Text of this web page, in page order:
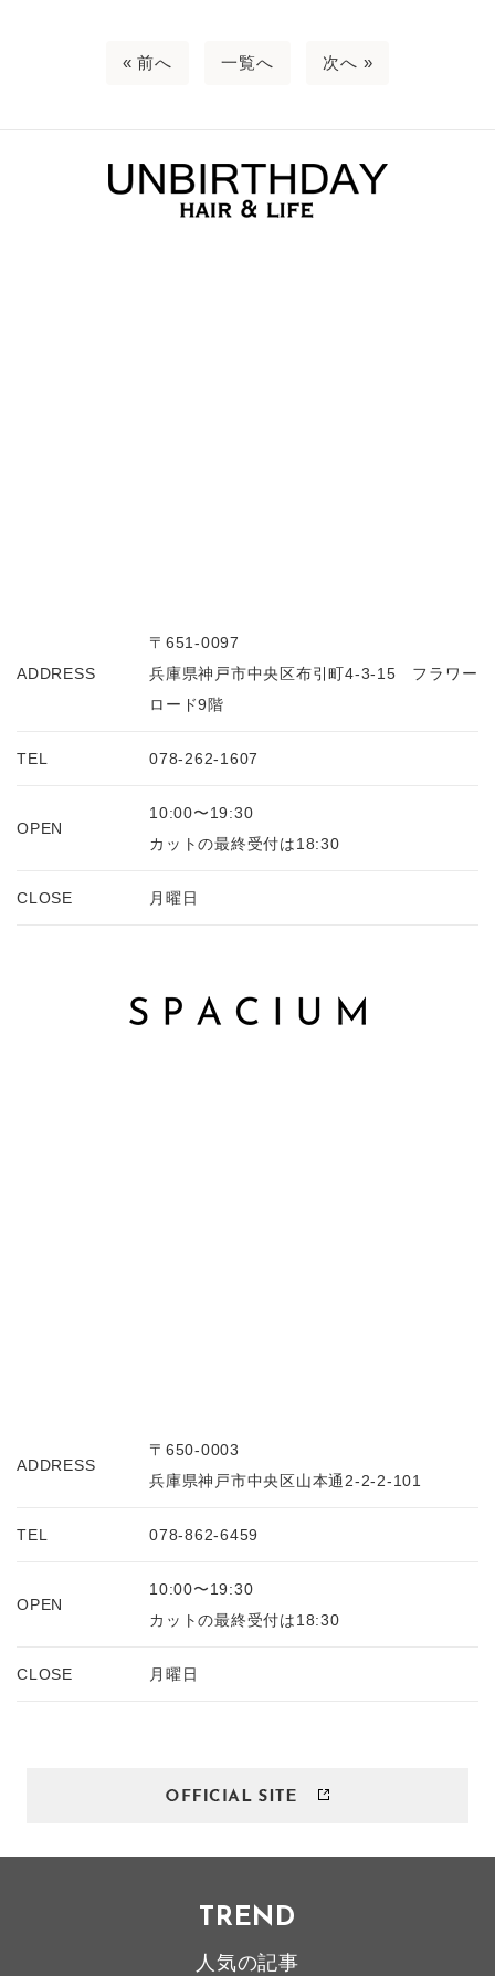
« 前へ 一覧へ 次へ »
ADDRESS
〒651-0097
兵庫県神戸市中央区布引町4-3-15 フラワー
ロード9階
TEL 078-262-1607
OPEN
10:00〜19:30
カットの最終受付は18:30
CLOSE 月曜日
ADDRESS
〒650-0003
兵庫県神戸市中央区山本通2-2-2-101
TEL 078-862-6459
OPEN
10:00〜19:30
カットの最終受付は18:30
CLOSE 月曜日
TREND
人気の記事